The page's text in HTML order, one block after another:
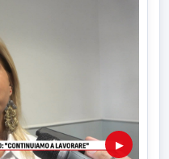
▶